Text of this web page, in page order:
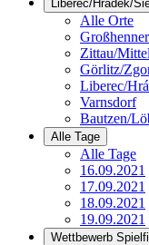
Liberec/Hrádek/
Alle Orte
Zittau/
Görlitz/
Liberec/
Varnsdorf
Bautzen/
Alle Tage
Alle Tage
16.09.2021
17.09.2021
18.09.2021
19.09.2021
Wettbewerb